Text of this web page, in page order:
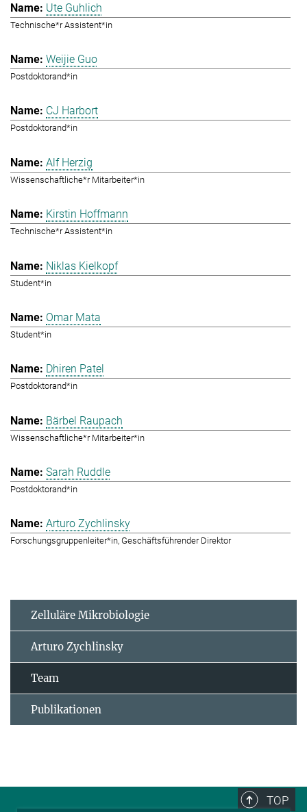
Ute Guhlich
Technische*r Assistent*in
Weijie Guo
Postdoktorand*in
CJ Harbort
Postdoktorand*in
Alf Herzig
Wissenschaftliche*r Mitarbeiter*in
Kirstin Hoffmann
Technische*r Assistent*in
Niklas Kielkopf
Student*in
Omar Mata
Student*in
Dhiren Patel
Postdoktorand*in
Bärbel Raupach
Wissenschaftliche*r Mitarbeiter*in
Sarah Ruddle
Postdoktorand*in
Arturo Zychlinsky
Forschungsgruppenleiter*in, Geschäftsführender Direktor
Zelluläre Mikrobiologie
Arturo Zychlinsky
Team
Publikationen
TOP